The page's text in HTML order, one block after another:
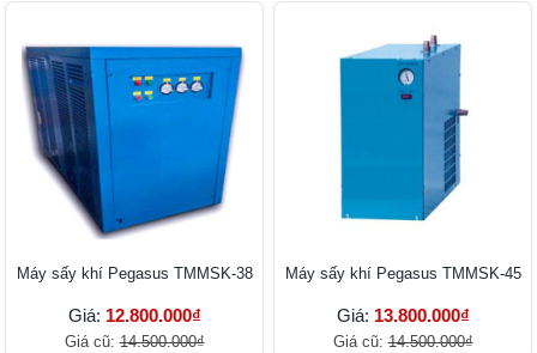
Máy sấy khí Pegasus TMMSK-38
Giá: 12.800.000₫
Giá cũ:14.500.000₫
Máy sấy khí Pegasus TMMSK-45
Giá: 13.800.000₫
Giá cũ:14.500.000₫